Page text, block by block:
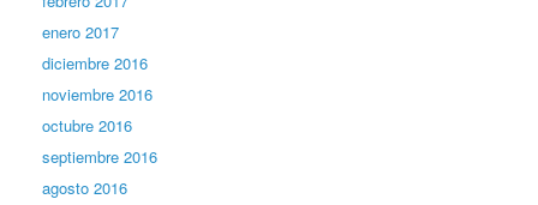
enero 2017
diciembre 2016
noviembre 2016
octubre 2016
septiembre 2016
agosto 2016